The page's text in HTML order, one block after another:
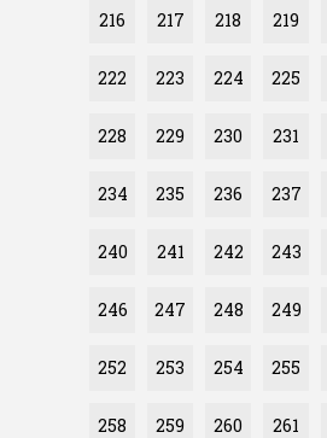
216 217 218 219
222 223 224 225
228 229 230 231
234 235 236 237
240 241 242 243
246 247 248 249
252 253 254 255
258 259 260 261